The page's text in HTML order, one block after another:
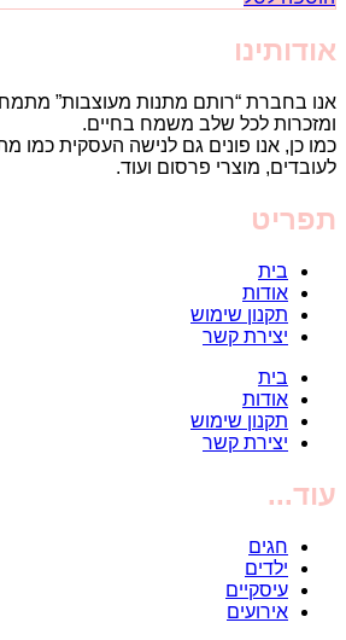
אודותינו
אנו בחברת “רותם מתנות מעוצבות”
ומזכרות לכל שלב משמח בחיים.
כמו כן, אנו פונים גם לנישה העסקית כמו
לעובדים, מוצרי פרסום ועוד.
תפריט
בית
אודות
תקנון שימוש
יצירת קשר
בית
אודות
תקנון שימוש
יצירת קשר
עוד...
חגים
ילדים
עיסקיים
אירועים